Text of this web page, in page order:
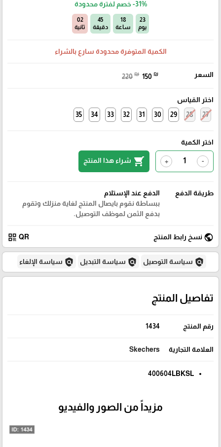
-31% خصم لفترة محدودة
23
يوم
18
ساعة
45
دقيقة
01
ثانية
الكمية المتوفرة محدودة سارع بالشراء
السعر 220 ₪ 150 ₪
اختر القياس
27
28
29
30
31
32
33
34
35
اختر الكمية
-
+
shopping_cart شراء هذا المنتج
طريقة الدفع
الدفع عند الإستلام
ببساطة نقوم بايصال المنتج لغاية منزلك وتقوم
بدفع الثمن لموظف التوصيل.
public نسخ رابط المنتج QR
qr_code
policy سياسة التوصيل policy سياسة التبديل policy سياسة الإلغاء
تفاصيل المنتج
رقم المنتج 1434
العلامة التجارية Skechers
400604LBKSL
مزيداً من الصور والفيديو